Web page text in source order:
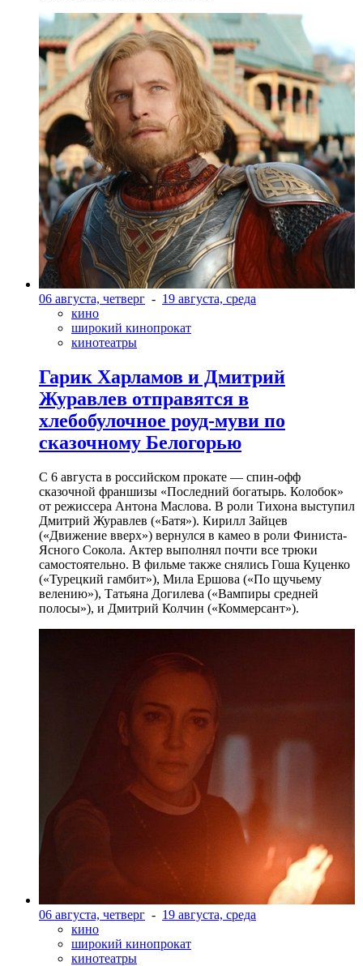
06 августа, четверг - 19 августа, среда
кино
широкий кинопрокат
кинотеатры
Гарик Харламов и Дмитрий
Журавлев отправятся в
хлебобулочное роуд-муви по
сказочному Белогорью
С 6 августа в российском прокате — спин-офф
сказочной франшизы «Последний богатырь. Колобок»
от режиссера Антона Маслова. В роли Тихона выступил
Дмитрий Журавлев («Батя»). Кирилл Зайцев
(«Движение вверх») вернулся в камео в роли Финиста-
Ясного Сокола. Актер выполнял почти все трюки
самостоятельно. В фильме также снялись Гоша Куценко
(«Турецкий гамбит»), Мила Ершова («По щучьему
велению»), Татьяна Догилева («Вампиры средней
полосы»), и Дмитрий Колчин («Коммерсант»).
06 августа, четверг - 19 августа, среда
кино
широкий кинопрокат
кинотеатры